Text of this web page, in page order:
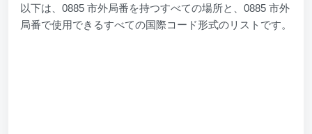
以下は、0885 市外局番を持つすべての場所と、0885 市外
局番で使用できるすべての国際コード形式のリストです。